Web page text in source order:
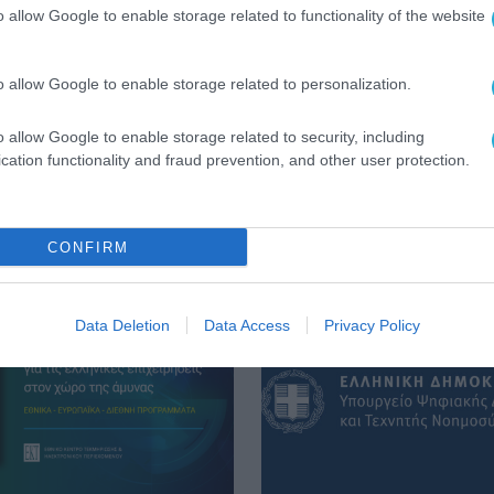
allow Google to enable storage related to functionality of the website
allow Google to enable storage related to personalization.
allow Google to enable storage related to security, including
functionality and fraud prevention, and other user protection.
CONFIRM
Data Deletion Data Access Privacy Policy
τη δυναμική του στη